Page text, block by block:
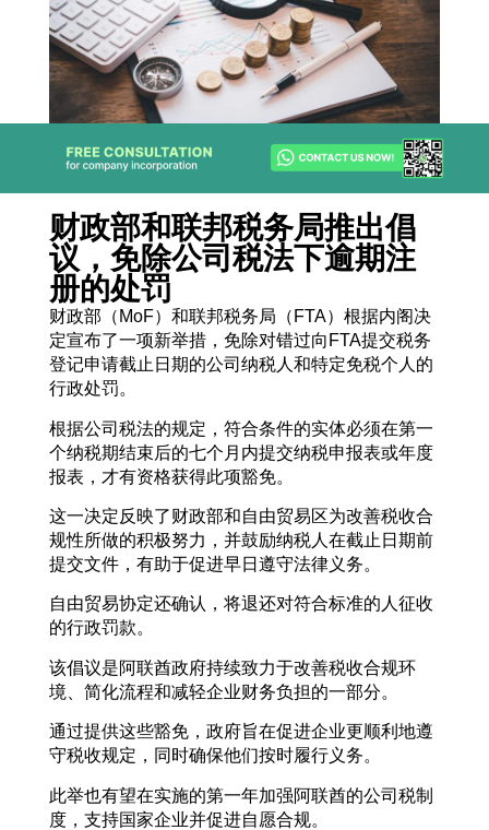
财政部和联邦税务局推出倡
议，免除公司税法下逾期注
册的处罚
财政部（MoF）和联邦税务局（FTA）根据内阁决
定宣布了一项新举措，免除对错过向FTA提交税务
登记申请截止日期的公司纳税人和特定免税个人的
行政处罚。
根据公司税法的规定，符合条件的实体必须在第一
个纳税期结束后的七个月内提交纳税申报表或年度
报表，才有资格获得此项豁免。
这一决定反映了财政部和自由贸易区为改善税收合
规性所做的积极努力，并鼓励纳税人在截止日期前
提交文件，有助于促进早日遵守法律义务。
自由贸易协定还确认，将退还对符合标准的人征收
的行政罚款。
该倡议是阿联酋政府持续致力于改善税收合规环
境、简化流程和减轻企业财务负担的一部分。
通过提供这些豁免，政府旨在促进企业更顺利地遵
守税收规定，同时确保他们按时履行义务。
此举也有望在实施的第一年加强阿联酋的公司税制
度，支持国家企业并促进自愿合规。